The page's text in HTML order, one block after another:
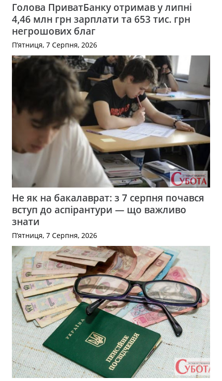
Голова ПриватБанку отримав у липні
4,46 млн грн зарплати та 653 тис. грн
негрошових благ
П’ятниця, 7 Серпня, 2026
Не як на бакалаврат: з 7 серпня почався
вступ до аспірантури — що важливо
знати
П’ятниця, 7 Серпня, 2026